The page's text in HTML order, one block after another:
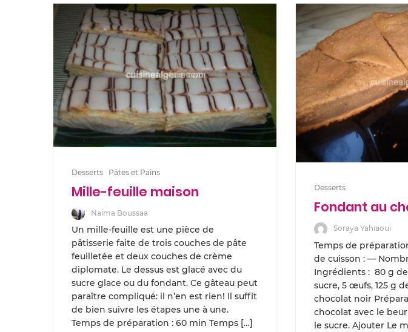
Desserts Pâtes et Pains
Mille-feuille maison
Naima Boussaa
Un mille-feuille est une pièce de
pâtisserie faite de trois couches de pâte
feuilletée et deux couches de crème
diplomate. Le dessus est glacé avec du
sucre glace ou du fondant. Ce gâteau peut
paraître compliqué: il n’en est rien! Il suffit
de bien suivre les étapes une à une.
Temps de préparation : 60 min Temps […]
Desserts
Fondant au
Soraya Yahiaoui
Temps de
de cuisson : —
Ingrédients : 80 g de
sucre, 5 œufs, 125 g
chocolat noir
chocolat avec le
le sucre. Ajouter Le